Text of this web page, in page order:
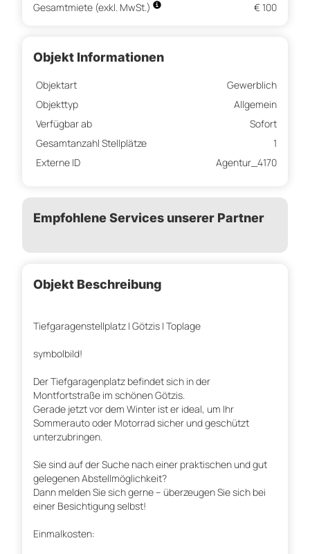
Gesamtmiete (exkl. MwSt.) € 100
Objekt Informationen
Objektart
Gewerblich
Objekttyp
Allgemein
Verfügbar ab
Sofort
Gesamtanzahl Stellplätze
1
Externe ID
Agentur_4170
Empfohlene Services unserer Partner
Objekt Beschreibung
Tiefgaragenstellplatz | Götzis | Toplage
symbolbild!
Der Tiefgaragenplatz befindet sich in der
Montfortstraße im schönen Götzis.
Gerade jetzt vor dem Winter ist er ideal, um Ihr
Sommerauto oder Motorrad sicher und geschützt
unterzubringen.
Sie sind auf der Suche nach einer praktischen und gut
gelegenen Abstellmöglichkeit?
Dann melden Sie sich gerne – überzeugen Sie sich bei
einer Besichtigung selbst!
Einmalkosten: